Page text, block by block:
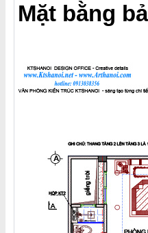
Mặt bằng